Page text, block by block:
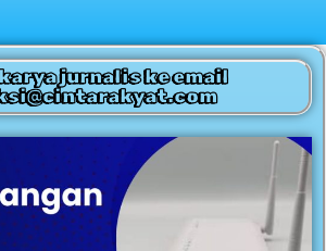
jurnalis ke email